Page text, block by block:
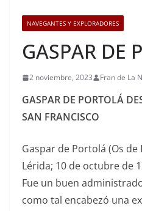
NAVEGANTES Y EXPLORADORES
GASPAR DE
2 noviembre, 2023 Fran de La
GASPAR DE PORTOLÁ
SAN FRANCISCO
Gaspar de Portolá (Os de
Lérida; 10 de octubre de
Fue un buen
como tal encabezó una